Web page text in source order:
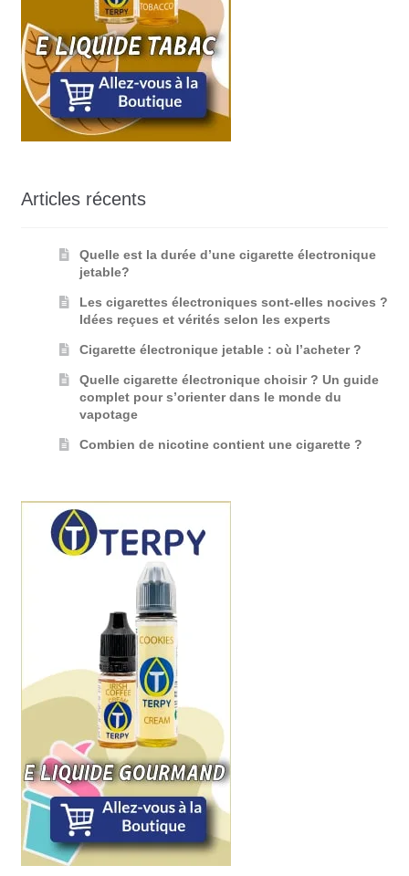
Articles récents
Quelle est la durée d’une cigarette électronique
jetable?
Les cigarettes électroniques sont-elles nocives ?
Idées reçues et vérités selon les experts
Cigarette électronique jetable : où l’acheter ?
Quelle cigarette électronique choisir ? Un guide
complet pour s’orienter dans le monde du
vapotage
Combien de nicotine contient une cigarette ?